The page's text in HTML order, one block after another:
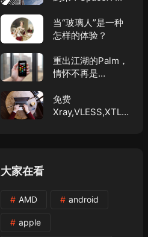
颗卫星分配频谱。
当“玻璃人”是一种
怎样的体验？
重出江湖的Palm，
情怀不再是
免费
Xray,VLESS,XTLS
大家在看
AMD android
apple